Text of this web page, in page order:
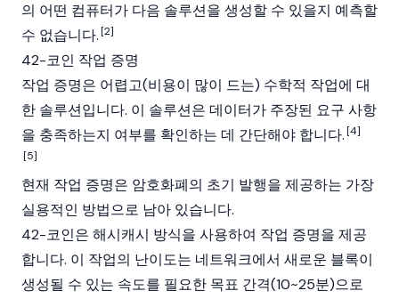
의 어떤 컴퓨터가 다음 솔루션을 생성할 수 있을지 예측할
수 없습니다.[2]
42-코인 작업 증명
작업 증명은 어렵고(비용이 많이 드는) 수학적 작업에 대
한 솔루션입니다. 이 솔루션은 데이터가 주장된 요구 사항
을 충족하는지 여부를 확인하는 데 간단해야 합니다.[4]
[5]
현재 작업 증명은 암호화폐의 초기 발행을 제공하는 가장
실용적인 방법으로 남아 있습니다.
42-코인은 해시캐시 방식을 사용하여 작업 증명을 제공
합니다. 이 작업의 난이도는 네트워크에서 새로운 블록이
생성될 수 있는 속도를 필요한 목표 간격(10~25분)으로